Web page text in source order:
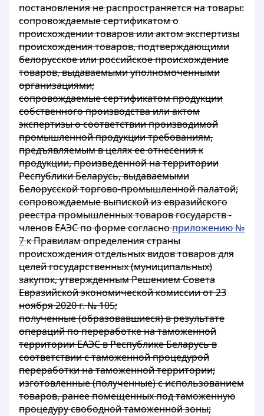
постановления не распространяется на товары:
сопровождаемые сертификатом о
происхождении товаров или актом экспертизы
происхождения товаров, подтверждающими
белорусское или российское происхождение
товаров, выдаваемыми уполномоченными
организациями;
сопровождаемые сертификатом продукции
собственного производства или актом
экспертизы о соответствии производимой
промышленной продукции требованиям,
предъявляемым в целях ее отнесения к
продукции, произведенной на территории
Республики Беларусь, выдаваемыми
Белорусской торгово-промышленной палатой;
сопровождаемые выпиской из евразийского
реестра промышленных товаров государств -
членов ЕАЭС по форме согласноприложению №
7к Правилам определения страны
происхождения отдельных видов товаров для
целей государственных (муниципальных)
закупок, утвержденным Решением Совета
Евразийской экономической комиссии от 23
ноября 2020 г. № 105;
полученные (образовавшиеся) в результате
операций по переработке на таможенной
территории ЕАЭС в Республике Беларусь в
соответствии с таможенной процедурой
переработки на таможенной территории;
изготовленные (полученные) с использованием
товаров, ранее помещенных под таможенную
процедуру свободной таможенной зоны;